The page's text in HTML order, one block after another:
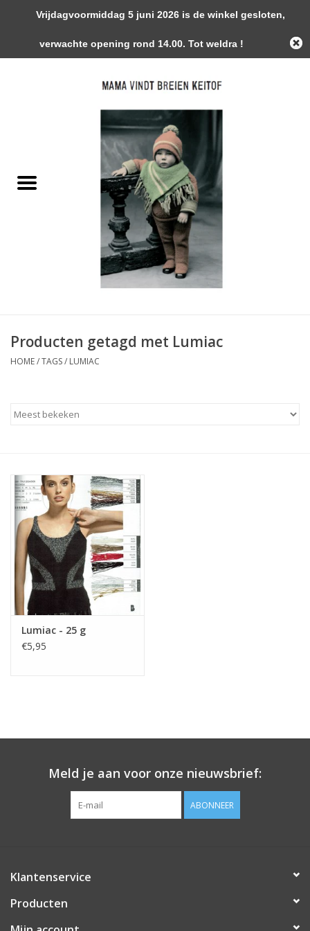
0 Artikelen - €0,00
Handwerk Toebehoren
Magazines / Patronen / Boeken
Producten getagd met Lumiac
HOME/TAGS/ LUMIAC
Lumiac - 25 g
€5,95
Meld je aan voor onze nieuwsbrief:
ABONNEER
Klantenservice
Producten
Vrijdagvoormiddag 5 juni 2026 is de winkel gesloten,
verwachte opening rond 14.00. Tot weldra !